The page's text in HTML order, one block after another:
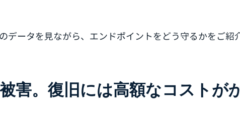
データを見ながら、エンドポイントをどう守るかをご紹
害。復旧には高額なコストが